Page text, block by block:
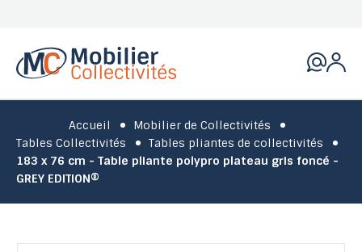
Accueil
Mobilier de Collectivités
Tables Collectivités
Tables pliantes de collectivités
183 x 76 cm - Table pliante polypro plateau gris foncé -
GREY EDITION®